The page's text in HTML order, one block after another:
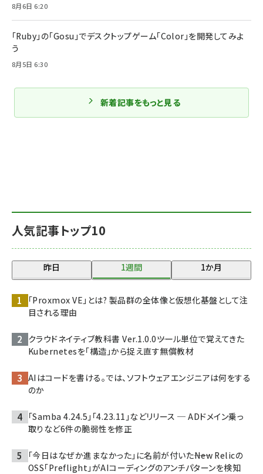
人気記事トップ10
昨日 1週間 1か月
「Proxmox VE」とは? 製品群の全体像と仮想化基盤として注
目される理由
クラウドネイティブ教科書 Ver.1.0.0――ツール単位で覚えてきた
Kubernetesを「構造」から捉え直す無償教材
AIはコードを書ける。では、ソフトウェアエンジニアは何をする
のか
「Samba 4.24.5」「4.23.11」などリリース ─ ADドメイン乗っ
取りなど6件の脆弱性を修正
「今日はなぜか進まなかった」に名前が付いた――New Relicの
OSS「Preflight」がAIコーディングのアンチパターンを検知
8月6日 6:20
「Ruby」の「Gosu」でデスクトップゲーム「Color」を開発してみよ
う
8月5日 6:30
新着記事をもっと見る